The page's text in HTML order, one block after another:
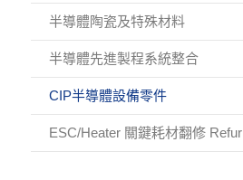
半導體陶瓷及特殊材料
半導體先進製程系統整合
CIP半導體設備零件
ESC/Heater 關鍵耗材翻修